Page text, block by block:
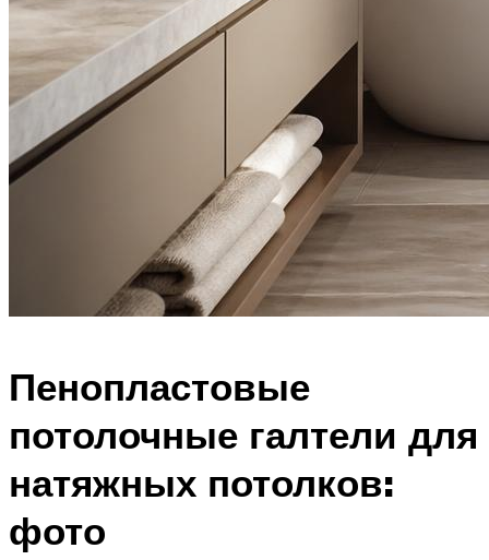
Пенопластовые
потолочные галтели для
натяжных потолков:
фото